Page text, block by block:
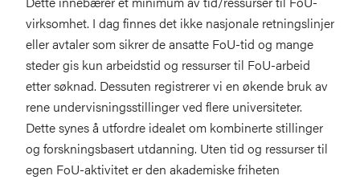
virksomhet. I dag finnes det ikke nasjonale retningslinjer
eller avtaler som sikrer de ansatte FoU-tid og mange
steder gis kun arbeidstid og ressurser til FoU-arbeid
etter søknad. Dessuten registrerer vi en økende bruk av
rene undervisningsstillinger ved flere universiteter.
Dette synes å utfordre idealet om kombinerte stillinger
og forskningsbasert utdanning. Uten tid og ressurser til
egen FoU-aktivitet er den akademiske friheten